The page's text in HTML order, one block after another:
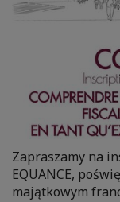
Zapraszamy na
EQUANCE,
majątkowym